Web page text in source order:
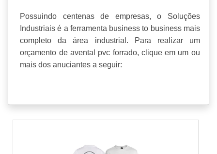
Possuindo centenas de empresas, o Soluções
Industriais é a ferramenta business to business mais
completo da área industrial. Para realizar um
orçamento de avental pvc forrado, clique em um ou
mais dos anuciantes a seguir: